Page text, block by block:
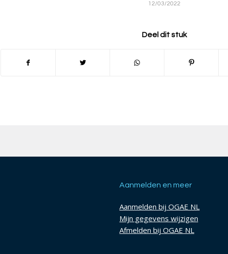
12/03/2022
Deel dit stuk
Aanmelden en meer
Aanmelden bij OGAE NL
Mijn gegevens wijzigen
Afmelden bij OGAE NL